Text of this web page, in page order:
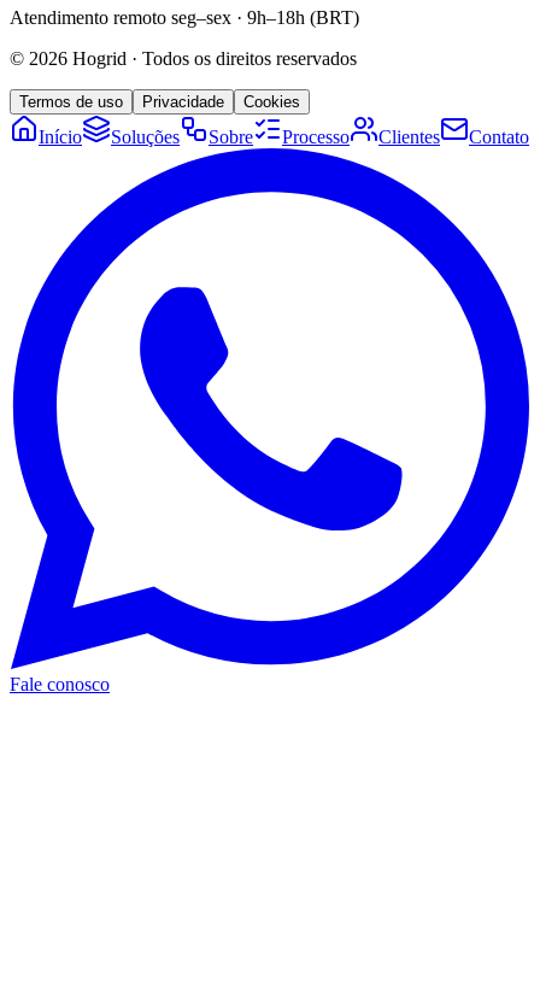
Atendimento remoto seg–sex · 9h–18h (BRT)
© 2026 Hogrid · Todos os direitos reservados
Termos de uso Privacidade Cookies
Início Soluções Sobre Processo Clientes Contato
Fale conosco